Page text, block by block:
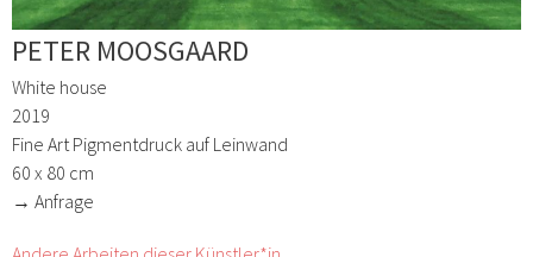
PETER MOOSGAARD
White house
2019
Fine Art Pigmentdruck auf Leinwand
60 x 80 cm
→ Anfrage